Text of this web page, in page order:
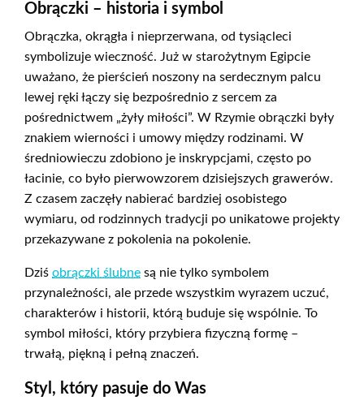
Obrączki – historia i symbol
Obrączka, okrągła i nieprzerwana, od tysiącleci
symbolizuje wieczność. Już w starożytnym Egipcie
uważano, że pierścień noszony na serdecznym palcu
lewej ręki łączy się bezpośrednio z sercem za
pośrednictwem „żyły miłości”. W Rzymie obrączki były
znakiem wierności i umowy między rodzinami. W
średniowieczu zdobiono je inskrypcjami, często po
łacinie, co było pierwowzorem dzisiejszych grawerów.
Z czasem zaczęły nabierać bardziej osobistego
wymiaru, od rodzinnych tradycji po unikatowe projekty
przekazywane z pokolenia na pokolenie.
Dziś obrączki ślubne są nie tylko symbolem
przynależności, ale przede wszystkim wyrazem uczuć,
charakterów i historii, którą buduje się wspólnie. To
symbol miłości, który przybiera fizyczną formę –
trwałą, piękną i pełną znaczeń.
Styl, który pasuje do Was